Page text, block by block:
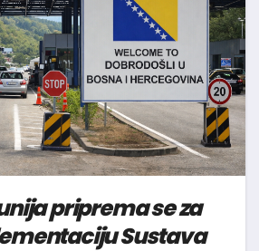
priprema se za
Sustava